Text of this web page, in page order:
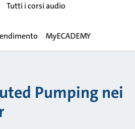
Tutti i corsi audio
MyECADEMY
Pumping nei